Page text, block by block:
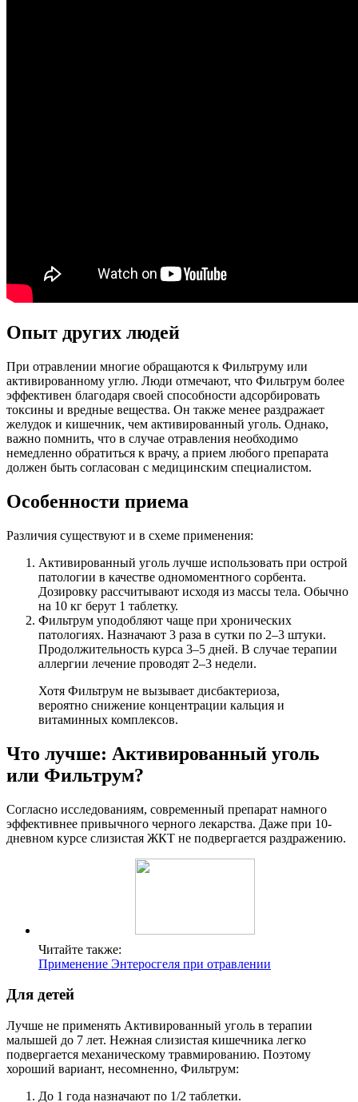
Опыт других людей
При отравлении многие обращаются к Фильтруму или
активированному углю. Люди отмечают, что Фильтрум более
эффективен благодаря своей способности адсорбировать
токсины и вредные вещества. Он также менее раздражает
желудок и кишечник, чем активированный уголь. Однако,
важно помнить, что в случае отравления необходимо
немедленно обратиться к врачу, а прием любого препарата
должен быть согласован с медицинским специалистом.
Особенности приема
Различия существуют и в схеме применения:
Активированный уголь лучше использовать при острой
патологии в качестве одномоментного сорбента.
Дозировку рассчитывают исходя из массы тела. Обычно
на 10 кг берут 1 таблетку.
Фильтрум уподобляют чаще при хронических
патологиях. Назначают 3 раза в сутки по 2–3 штуки.
Продолжительность курса 3–5 дней. В случае терапии
аллергии лечение проводят 2–3 недели.
Хотя Фильтрум не вызывает дисбактериоза,
вероятно снижение концентрации кальция и
витаминных комплексов.
Что лучше: Активированный уголь
или Фильтрум?
Согласно исследованиям, современный препарат намного
эффективнее привычного черного лекарства. Даже при 10-
дневном курсе слизистая ЖКТ не подвергается раздражению.
Читайте также:
Применение Энтеросгеля при отравлении
Для детей
Лучше не применять Активированный уголь в терапии
малышей до 7 лет. Нежная слизистая кишечника легко
подвергается механическому травмированию. Поэтому
хороший вариант, несомненно, Фильтрум:
До 1 года назначают по 1/2 таблетки.